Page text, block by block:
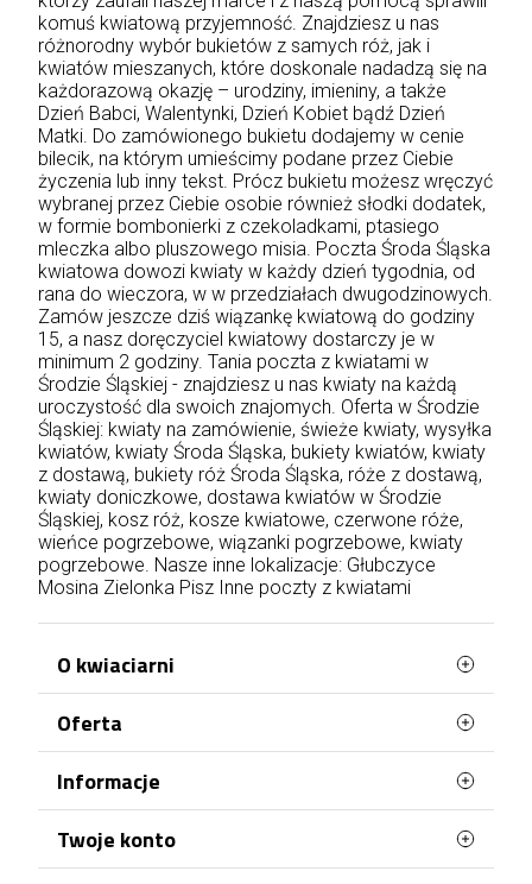
komuś kwiatową przyjemność. Znajdziesz u nas
różnorodny wybór bukietów z samych róż, jak i
kwiatów mieszanych, które doskonale nadadzą się na
każdorazową okazję – urodziny, imieniny, a także
Dzień Babci, Walentynki, Dzień Kobiet bądź Dzień
Matki. Do zamówionego bukietu dodajemy w cenie
bilecik, na którym umieścimy podane przez Ciebie
życzenia lub inny tekst. Prócz bukietu możesz wręczyć
wybranej przez Ciebie osobie również słodki dodatek,
w formie bombonierki z czekoladkami, ptasiego
mleczka albo pluszowego misia. Poczta Środa Śląska
kwiatowa dowozi kwiaty w każdy dzień tygodnia, od
rana do wieczora, w w przedziałach dwugodzinowych.
Zamów jeszcze dziś wiązankę kwiatową do godziny
15, a nasz doręczyciel kwiatowy dostarczy je w
minimum 2 godziny. Tania poczta z kwiatami w
Środzie Śląskiej - znajdziesz u nas kwiaty na każdą
uroczystość dla swoich znajomych. Oferta w Środzie
Śląskiej: kwiaty na zamówienie, świeże kwiaty, wysyłka
kwiatów, kwiaty Środa Śląska, bukiety kwiatów, kwiaty
z dostawą, bukiety róż Środa Śląska, róże z dostawą,
kwiaty doniczkowe, dostawa kwiatów w Środzie
Śląskiej, kosz róż, kosze kwiatowe, czerwone róże,
wieńce pogrzebowe, wiązanki pogrzebowe, kwiaty
pogrzebowe. Nasze inne lokalizacje: Głubczyce
Mosina Zielonka Pisz Inne poczty z kwiatami
O kwiaciarni
WaszaKwiaciarnia stworzona jest z myślą o
Tobie!
Posiadamy ponad 20 lat doświadczenia i
każdego dnia doręczamy kwiaty na terenie całej
Polski. Róże, bukiety, kosze kwiatów, kwiaty
doniczkowe, kwiaty na pogrzeb – wszystko to
Oferta
Mapa strony
Informacje
Regulamin
Twoje konto